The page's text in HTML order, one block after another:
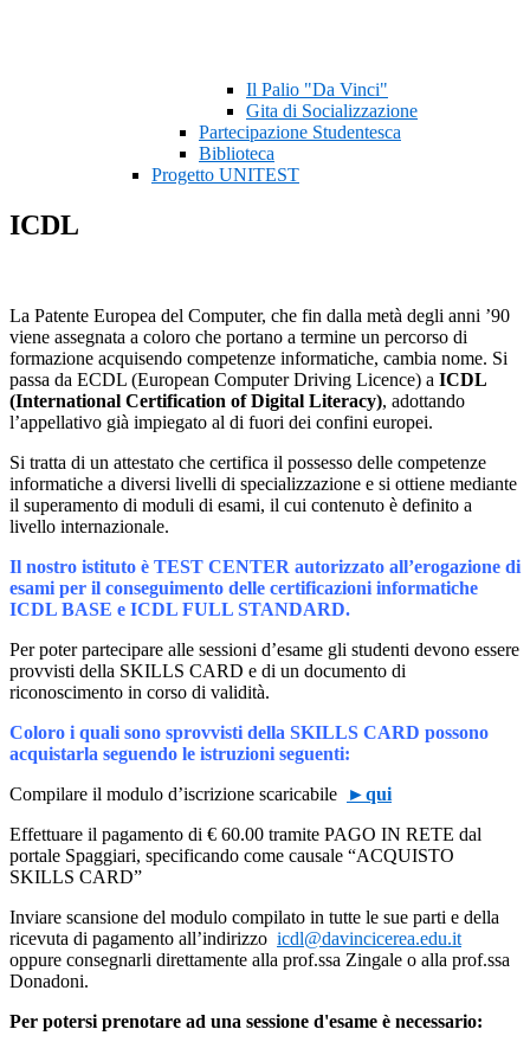
Il Palio "Da Vinci"
Gita di Socializzazione
Partecipazione Studentesca
Biblioteca
Progetto UNITEST
ICDL
La Patente Europea del Computer, che fin dalla metà degli anni ’90
viene assegnata a coloro che portano a termine un percorso di
formazione acquisendo competenze informatiche, cambia nome. Si
passa da ECDL (European Computer Driving Licence) a ICDL
(International Certification of Digital Literacy), adottando
l’appellativo già impiegato al di fuori dei confini europei.
Si tratta di un attestato che certifica il possesso delle competenze
informatiche a diversi livelli di specializzazione e si ottiene mediante
il superamento di moduli di esami, il cui contenuto è definito a
livello internazionale.
Il nostro istituto è TEST CENTER autorizzato all’erogazione di
esami per il conseguimento delle certificazioni informatiche
ICDL BASE e ICDL FULL STANDARD.
Per poter partecipare alle sessioni d’esame gli studenti devono essere
provvisti della SKILLS CARD e di un documento di
riconoscimento in corso di validità.
Coloro i quali sono sprovvisti della SKILLS CARD possono
acquistarla seguendo le istruzioni seguenti:
Compilare il modulo d’iscrizione scaricabile
►qui
Effettuare il pagamento di € 60.00 tramite PAGO IN RETE dal
portale Spaggiari, specificando come causale “ACQUISTO
SKILLS CARD”
Inviare scansione del modulo compilato in tutte le sue parti e della
ricevuta di pagamento all’indirizzo icdl@davincicerea.edu.it
oppure consegnarli direttamente alla prof.ssa Zingale o alla prof.ssa
Donadoni.
Per potersi prenotare ad una sessione d'esame è necessario: